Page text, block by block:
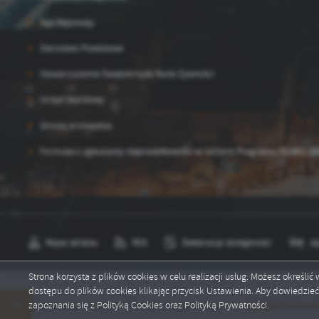
Strona korzysta z plików cookies w celu realizacji usług. Możesz
dostępu do plików cookies klikając przycisk Ustawienia. Aby
zapoznania się z Polityką Cookies oraz Polityką Prywatności.
Sąd Rejonowy
Starostwo Powiatowe
Stowarzyszenie Świętokrzyski Bank Żywności
Urząd Skarbowy
Strona archiwalna
Formularz zgłaszania nieprawidłowości w ramach Programu FEnIKS
Mapa serwisu Deklaracja dostępności
Copyright by um.ostrowiec.pl
do tytułu "Mistrz Mowy Polskiej" Wydział Edukacji i